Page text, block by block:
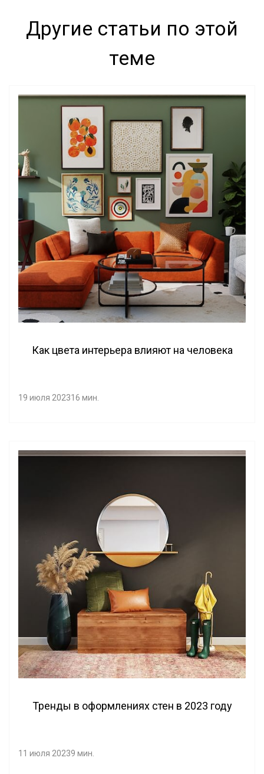
Другие статьи по этой
теме
Как цвета интерьера влияют на человека
19 июля 202316 мин.
Тренды в оформлениях стен в 2023 году
11 июля 20239 мин.